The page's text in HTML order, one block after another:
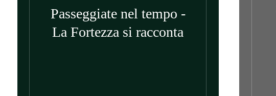
Passeggiate nel tempo -
La Fortezza si racconta